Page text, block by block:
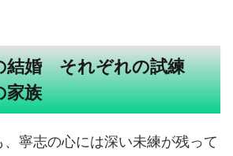
結婚 それぞれの試練
家族
寧志の心には深い未練が残って